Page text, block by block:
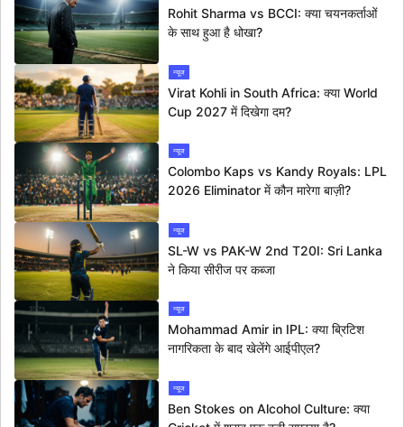
Rohit Sharma vs BCCI: क्या चयनकर्ताओं
के साथ हुआ है धोखा?
न्यूज
Virat Kohli in South Africa: क्या World
Cup 2027 में दिखेगा दम?
न्यूज
Colombo Kaps vs Kandy Royals: LPL
2026 Eliminator में कौन मारेगा बाज़ी?
न्यूज
SL-W vs PAK-W 2nd T20I: Sri Lanka
ने किया सीरीज पर कब्जा
न्यूज
Mohammad Amir in IPL: क्या ब्रिटिश
नागरिकता के बाद खेलेंगे आईपीएल?
न्यूज
Ben Stokes on Alcohol Culture: क्या